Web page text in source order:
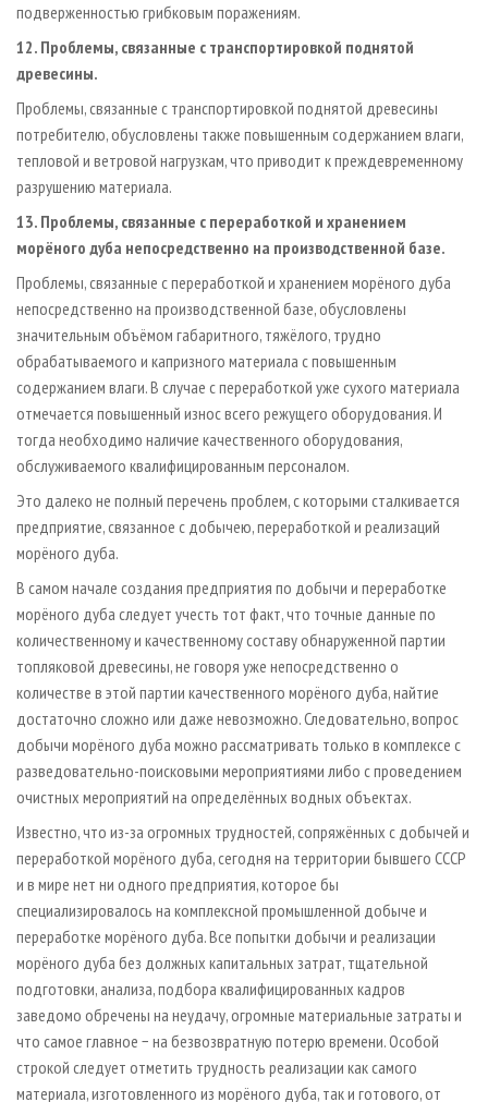
подверженностью грибковым поражениям.
12. Проблемы, связанные с транспортировкой поднятой
древесины.
Проблемы, связанные с транспортировкой поднятой древесины
потребителю, обусловлены также повышенным содержанием влаги,
тепловой и ветровой нагрузкам, что приводит к преждевременному
разрушению материала.
13. Проблемы, связанные с переработкой и хранением
морёного дуба непосредственно на производственной базе.
Проблемы, связанные с переработкой и хранением морёного дуба
непосредственно на производственной базе, обусловлены
значительным объёмом габаритного, тяжёлого, трудно
обрабатываемого и капризного материала с повышенным
содержанием влаги. В случае с переработкой уже сухого материала
отмечается повышенный износ всего режущего оборудования. И
тогда необходимо наличие качественного оборудования,
обслуживаемого квалифицированным персоналом.
Это далеко не полный перечень проблем, с которыми сталкивается
предприятие, связанное с добычею, переработкой и реализаций
морёного дуба.
В самом начале создания предприятия по добычи и переработке
морёного дуба следует учесть тот факт, что точные данные по
количественному и качественному составу обнаруженной партии
топляковой древесины, не говоря уже непосредственно о
количестве в этой партии качественного морёного дуба, найтие
достаточно сложно или даже невозможно. Следовательно, вопрос
добычи морёного дуба можно рассматривать только в комплексе с
разведовательно-поисковыми мероприятиями либо с проведением
очистных мероприятий на определённых водных объектах.
Известно, что из-за огромных трудностей, сопряжённых с добычей и
переработкой морёного дуба, сегодня на территории бывшего СССР
и в мире нет ни одного предприятия, которое бы
специализировалось на комплексной промышленной добыче и
переработке морёного дуба. Все попытки добычи и реализации
морёного дуба без должных капитальных затрат, тщательной
подготовки, анализа, подбора квалифицированных кадров
заведомо обречены на неудачу, огромные материальные затраты и
что самое главное − на безвозвратную потерю времени. Особой
строкой следует отметить трудность реализации как самого
материала, изготовленного из морёного дуба, так и готового, от